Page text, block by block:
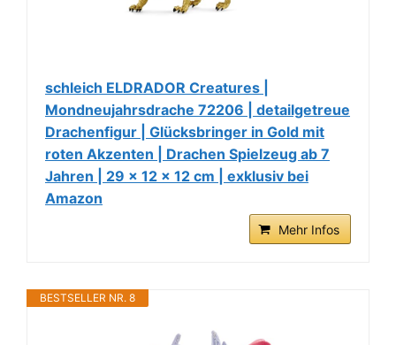
schleich ELDRADOR Creatures |
Mondneujahrsdrache 72206 | detailgetreue
Drachenfigur | Glücksbringer in Gold mit
roten Akzenten | Drachen Spielzeug ab 7
Jahren | 29 x 12 x 12 cm | exklusiv bei
Amazon
Mehr Infos
BESTSELLER NR. 8